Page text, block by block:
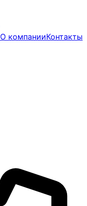
О компанииКонтакты